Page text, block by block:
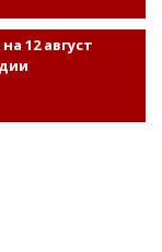
12 август